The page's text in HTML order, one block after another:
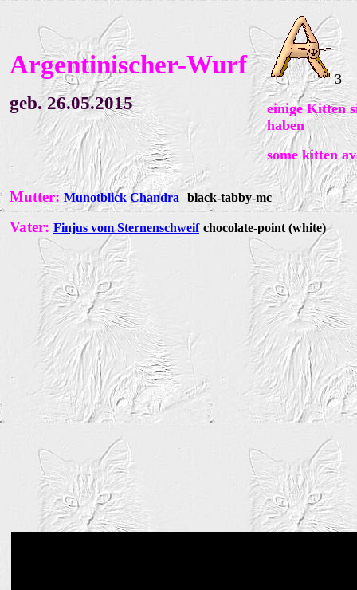
Argentinischer-Wurf
geb. 26.05.2015
3
einige Kitten
haben
some kitten
Mutter: Munotblick Chandra black-tabby-mc
Vater: Finjus vom Sternenschweif chocolate-point (white)